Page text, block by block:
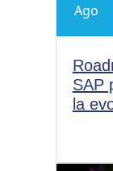
Ago
SAP
la